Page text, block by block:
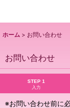
ホーム > お問い合わせ
お問い合わせ
STEP 1
入力
※お問い合わせ前に